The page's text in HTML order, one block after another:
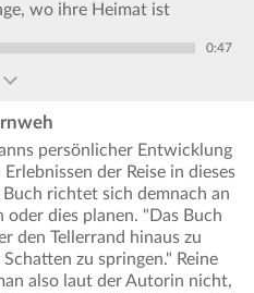
wo ihre Heimat ist
0:47
persönlicher Entwicklung
der Reise in dieses
richtet sich demnach an
oder dies planen. "Das Buch
den Tellerrand hinaus zu
zu springen." Reine
also laut der Autorin nicht,